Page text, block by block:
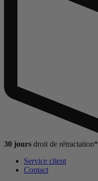
30 jours droit de rétractation*
Service client
Contact